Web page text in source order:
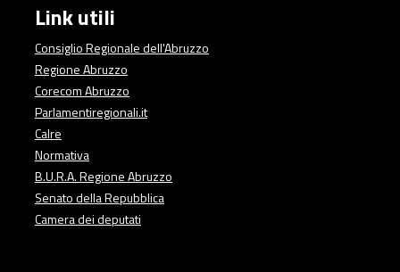
Link utili
Consiglio Regionale dell'Abruzzo
Regione Abruzzo
Corecom Abruzzo
Parlamentiregionali.it
Calre
Normativa
B.U.R.A. Regione Abruzzo
Senato della Repubblica
Camera dei deputati